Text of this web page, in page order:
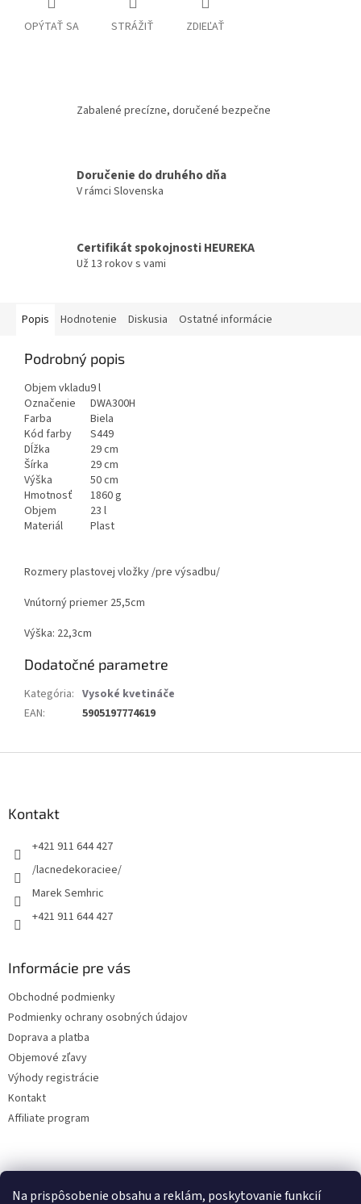
Na prispôsobenie obsahu a reklám, poskytovanie funkcií
OPÝTAŤ SA STRÁŽIŤ ZDIEĽAŤ
Zabalené precízne, doručené bezpečne
Doručenie do druhého dňa
V rámci Slovenska
Certifikát spokojnosti HEUREKA
Už 13 rokov s vami
Popis Hodnotenie Diskusia Ostatné informácie
Podrobný popis
Objem vkladu9 l
Označenie
DWA300H
Farba
Biela
Kód farby
S449
Dĺžka
29 cm
Šírka
29 cm
Výška
50 cm
Hmotnosť
1860 g
Objem
23 l
Materiál
Plast
Rozmery plastovej vložky /pre výsadbu/
Vnútorný priemer 25,5cm
Výška: 22,3cm
Dodatočné parametre
Kategória: Vysoké kvetináče
EAN: 5905197774619
Kontakt
+421 911 644 427
/lacnedekoraciee/
Marek Semhric
+421 911 644 427
Informácie pre vás
Obchodné podmienky
Podmienky ochrany osobných údajov
Doprava a platba
Objemové zľavy
Výhody registrácie
Kontakt
Affiliate program